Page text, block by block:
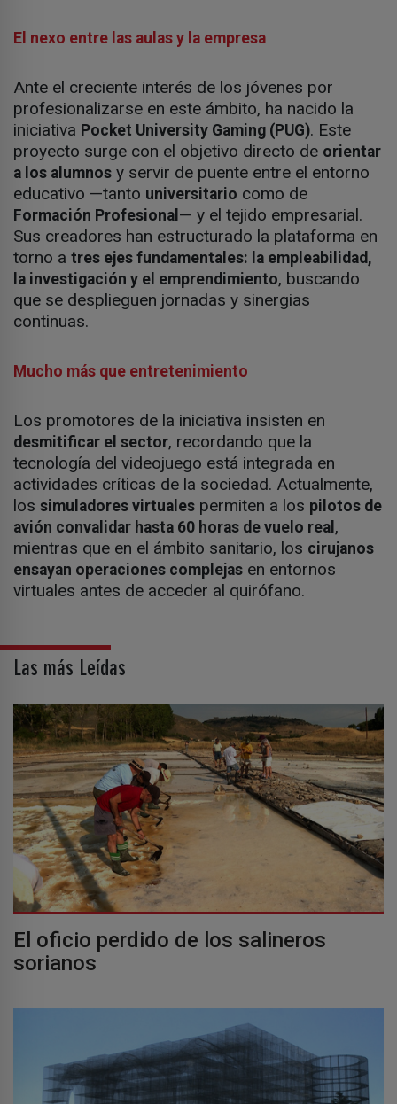
El nexo entre las aulas y la empresa
Ante el creciente interés de los jóvenes por
profesionalizarse en este ámbito, ha nacido la
iniciativa Pocket University Gaming (PUG). Este
proyecto surge con el objetivo directo de orientar
a los alumnos y servir de puente entre el entorno
educativo —tanto universitario como de
Formación Profesional — y el tejido empresarial.
Sus creadores han estructurado la plataforma en
torno a tres ejes fundamentales: la empleabilidad,
la investigación y el emprendimiento, buscando
que se desplieguen jornadas y sinergias
continuas.
Mucho más que entretenimiento
Los promotores de la iniciativa insisten en
desmitificar el sector, recordando que la
tecnología del videojuego está integrada en
actividades críticas de la sociedad. Actualmente,
los simuladores virtuales permiten a los pilotos de
avión convalidar hasta 60 horas de vuelo real ,
mientras que en el ámbito sanitario, los cirujanos
ensayan operaciones complejas en entornos
virtuales antes de acceder al quirófano.
Las más Leídas
El oficio perdido de los salineros
sorianos